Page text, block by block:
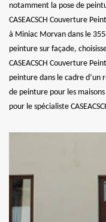
notamment la pose de
CASEACSCH Couverture
à Miniac Morvan dans le
peinture sur façade,
CASEACSCH Couverture
peinture dans le cadre
de peinture pour les
pour le spécialiste